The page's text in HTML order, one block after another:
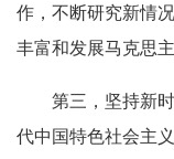
作，不断研究新情
丰富和发展马克思
第三，坚持新时
代中国特色社会主